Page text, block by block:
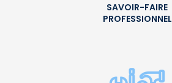
SAVOIR-FAIRE
PROFESSIONNEL